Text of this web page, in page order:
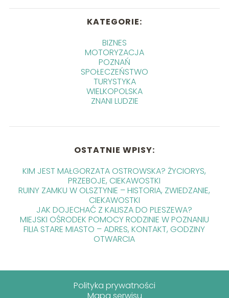
KATEGORIE:
BIZNES
MOTORYZACJA
POZNAŃ
SPOŁECZEŃSTWO
TURYSTYKA
WIELKOPOLSKA
ZNANI LUDZIE
OSTATNIE WPISY:
KIM JEST MAŁGORZATA OSTROWSKA? ŻYCIORYS,
PRZEBOJE, CIEKAWOSTKI
RUINY ZAMKU W OLSZTYNIE – HISTORIA, ZWIEDZANIE,
CIEKAWOSTKI
JAK DOJECHAĆ Z KALISZA DO PLESZEWA?
MIEJSKI OŚRODEK POMOCY RODZINIE W POZNANIU
FILIA STARE MIASTO – ADRES, KONTAKT, GODZINY
OTWARCIA
Polityka prywatności